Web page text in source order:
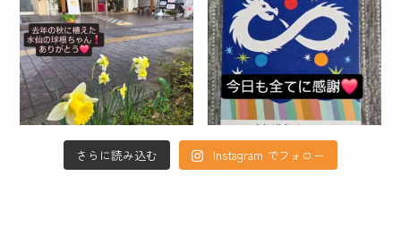
さらに読み込む Instagram でフォロー